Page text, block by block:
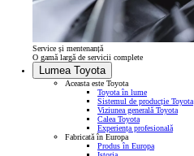
Service și mentenanță
O gamă largă de servicii complete
Lumea Toyota
Aceasta este Toyota
Toyota în lume
Sistemul de producție Toyota
Viziunea generală Toyota
Calea Toyota
Experiența profesională
Fabricată în Europa
Produs în Europa